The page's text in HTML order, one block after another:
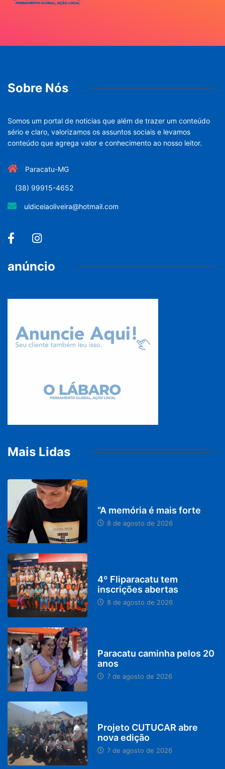
Sobre Nós
Somos um portal de noticias que além de trazer um conteúdo
sério e claro, valorizamos os assuntos sociais e levamos
conteúdo que agrega valor e conhecimento ao nosso leitor.
Paracatu-MG
(38) 99915-4652
uldiceiaoliveira@hotmail.com
anúncio
Mais Lidas
“A memória é mais forte
8 de agosto de 2026
4º Fliparacatu tem
inscrições abertas
8 de agosto de 2026
Paracatu caminha pelos 20
anos
7 de agosto de 2026
Projeto CUTUCAR abre
nova edição
7 de agosto de 2026